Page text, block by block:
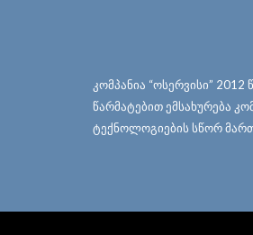
კომპანია “ოსერვისი”
წარმატებით ემსახურება
ტექნოლოგიების სწორ